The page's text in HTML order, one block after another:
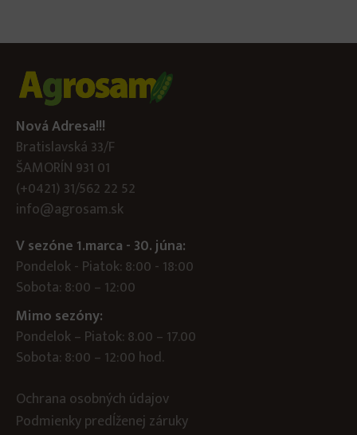
Nová Adresa!!!
Bratislavská 33/F
ŠAMORÍN 931 01
(+0421) 31/562 22 52
info@agrosam.sk
V sezóne 1.marca - 30. júna:
Pondelok - Piatok: 8:00 - 18:00
Sobota: 8:00 – 12:00
Mimo sezóny:
Pondelok – Piatok: 8.00 – 17.00
Sobota: 8:00 – 12:00 hod.
Ochrana osobných údajov
Podmienky predĺženej záruky